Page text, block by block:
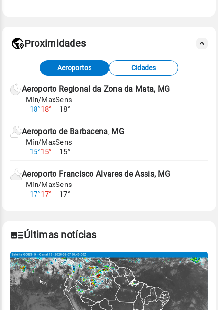
Fonte: dados combinados de estações
meteorológicas e satélite do Centro de Previsão
de Tempo e Estudos Climáticos (CPTEC).
Para obter mais informações sobre os dados
Proximidades
Aeroportos Cidades
Aeroporto Regional da Zona da Mata, MG
Mín/Max
18°18°
Sens.
18°
Aeroporto de Barbacena, MG
Mín/Max
15°15°
Sens.
15°
Aeroporto Francisco Alvares de Assis, MG
Mín/Max
17°17°
Sens.
17°
Últimas notícias